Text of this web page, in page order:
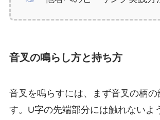
音叉の鳴らし方と持ち方
音叉を鳴らすには、まず音叉の柄の
す。U字の先端部分には触れないよ